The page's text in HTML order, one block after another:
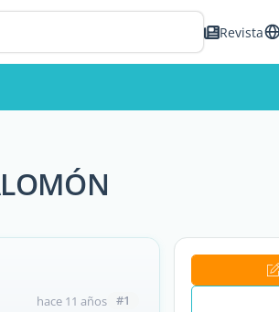
Revista
hace 11 años #1